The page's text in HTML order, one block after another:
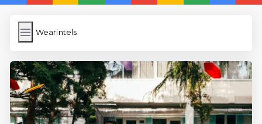
Wearintels
Wearintels
Bilder Hochladen
Wordpress Cache